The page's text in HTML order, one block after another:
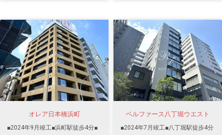
オレア日本橋浜町
■2024年9月竣工■浜町駅徒歩4分■
ベルファース八丁堀ウエスト
■2024年7月竣工■八丁堀駅徒歩4分